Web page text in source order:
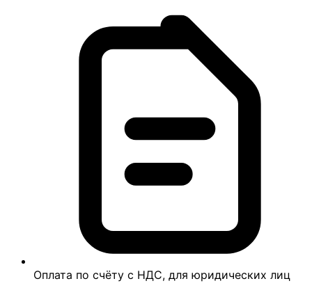
Оплата по счёту с НДС, для юридических лиц